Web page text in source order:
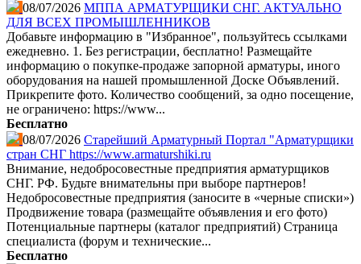
08/07/2026 МППА АРМАТУРЩИКИ СНГ. АКТУАЛЬНО
ДЛЯ ВСЕХ ПРОМЫШЛЕННИКОВ
Добавьте информацию в "Избранное", пользуйтесь ссылками
ежедневно. 1. Без регистрации, бесплатно! Размещайте
информацию о покупке-продаже запорной арматуры, иного
оборудования на нашей промышленной Доске Объявлений.
Прикрепите фото. Количество сообщений, за одно посещение,
не ограничено: https://www...
Бесплатно
08/07/2026 Старейший Арматурный Портал "Арматурщики
стран СНГ https://www.armaturshiki.ru
Внимание, недобросовестные предприятия арматурщиков
СНГ. РФ. Будьте внимательны при выборе партнеров!
Недобросовестные предприятия (заносите в «черные списки»)
Продвижение товара (размещайте объявления и его фото)
Потенциальные партнеры (каталог предприятий) Страница
специалиста (форум и технические...
Бесплатно